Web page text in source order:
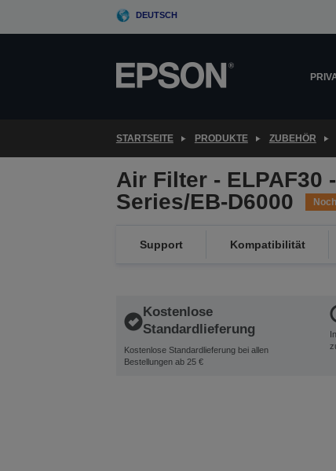
DEUTSCH
STARTSEITE PRODUKTE ZUBEHÖR
Air Filter - ELPAF30
Series/EB-D6000
Support Kompatibilität
Kostenlose
Standardlieferung
Kostenlose Standardlieferung bei allen
Bestellungen ab 25 €